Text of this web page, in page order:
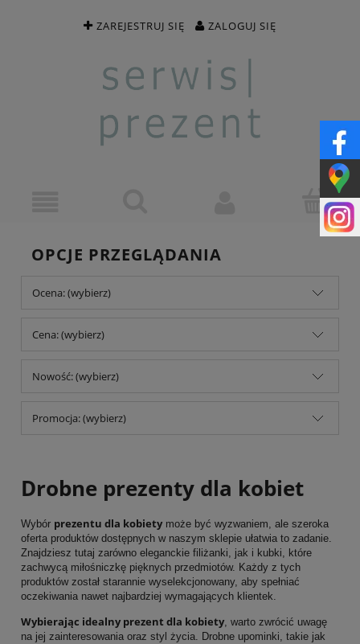
ZAREJESTRUJ SIĘ ZALOGUJ SIĘ
OPCJE PRZEGLĄDANIA
Ocena: (wybierz)
Cena: (wybierz)
Nowość: (wybierz)
Promocja: (wybierz)
Drobne prezenty dla kobiet
Wybór prezentu dla kobiety może być wyzwaniem, ale szeroka
oferta produktów dostępnych w naszym sklepie ułatwia to zadanie.
Znajdziesz tutaj zarówno eleganckie filiżanki, jak i kubki, które
zachwycą miłośniczkę pięknych przedmiotów. Każdy z tych
produktów został starannie wyselekcjonowany, aby spełniać
oczekiwania nawet najbardziej wymagających klientek.
Wybierając idealny prezent dla kobiety, warto zwrócić uwagę
na jej zainteresowania oraz styl życia. Drobne upominki, takie jak